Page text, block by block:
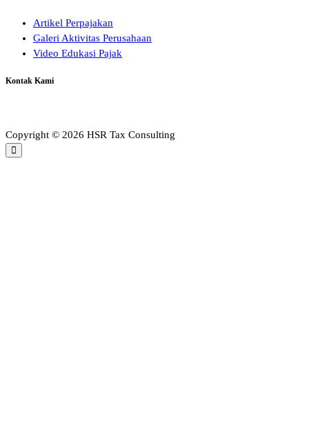
Artikel Perpajakan
Galeri Aktivitas Perusahaan
Video Edukasi Pajak
Kontak Kami
Copyright © 2026 HSR Tax Consulting